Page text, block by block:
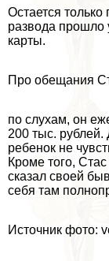
Остается только
развода прошло
карты.
Про обещания
по слухам, он
200 тыс.
ребенок не
Кроме того,
сказал своей
себя там
Источник фото: